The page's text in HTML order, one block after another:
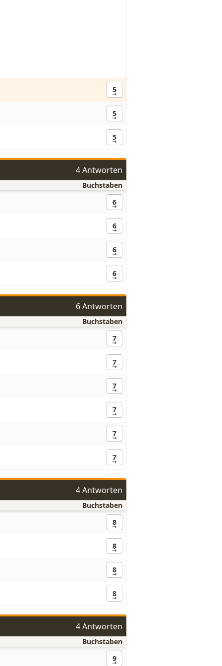
5
5
5
4 Antworten
Buchstaben
6
6
6
6
6 Antworten
Buchstaben
7
7
7
7
7
7
4 Antworten
Buchstaben
8
8
8
8
4 Antworten
Buchstaben
9